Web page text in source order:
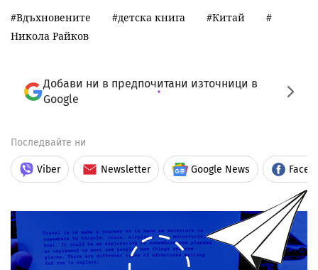
Вдъхновените детска книга
Китай
Никола Райков
Добави ни в предпочитани източници в
Google
Последвайте ни
Viber Newsletter Google News